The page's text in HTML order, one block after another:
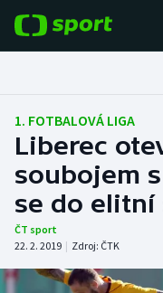
Fotbal
Hokej
Tenis
Atletika
Cyklistika
1. FOTBALOVÁ LIGA
Liberec
soubojem
se do elitní
ČT sport
22. 2. 2019 | Zdroj: ČTK